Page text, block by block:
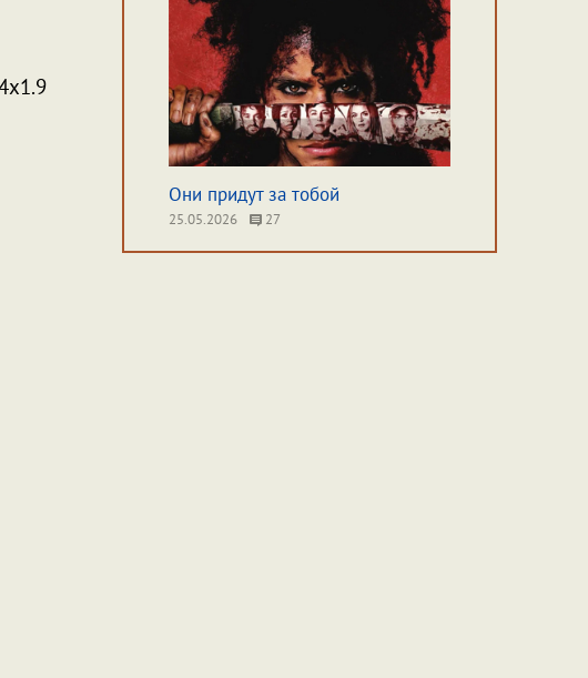
Они придут за тобой
25.05.2026 27